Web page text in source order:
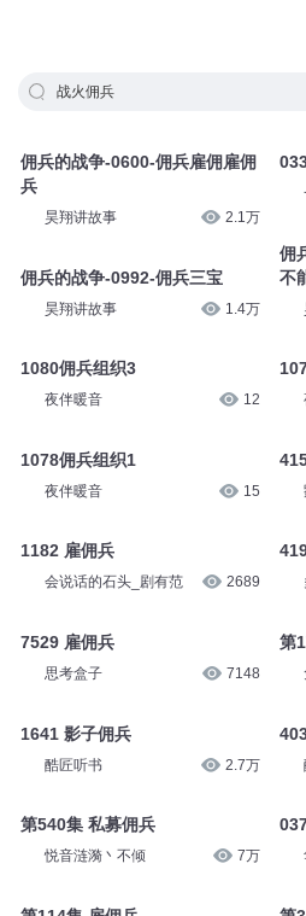
战火佣兵
佣兵的战争-0600-佣兵雇佣雇佣
兵
昊翔讲故事 2.1万
佣兵的战争-0992-佣兵三宝
昊翔讲故事 1.4万
1080佣兵组织3
夜伴暖音 12
1078佣兵组织1
夜伴暖音 15
1182 雇佣兵
会说话的石头_剧有范 2689
7529 雇佣兵
思考盒子 7148
1641 影子佣兵
酷匠听书 2.7万
第540集 私募佣兵
悦音涟漪丶不倾 7万
佣
不
第